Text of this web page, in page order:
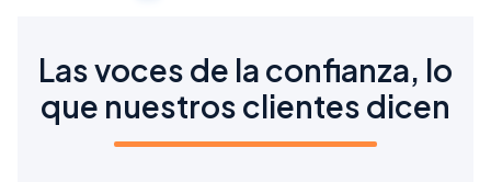
Las voces de la confianza, lo
que nuestros clientes dicen